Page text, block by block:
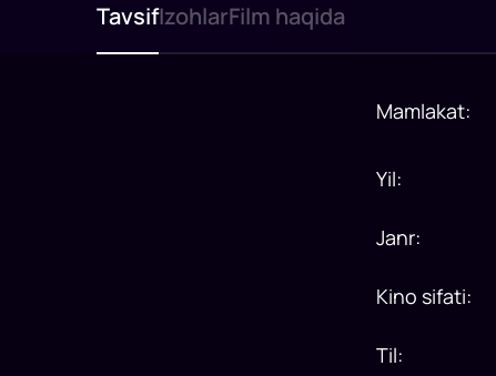
TavsifIzohlarFilm haqida
Mamlakat:
Yil:
Janr:
Kino sifati:
Til: